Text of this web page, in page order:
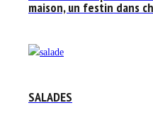
maison, un festin dans
SALADES